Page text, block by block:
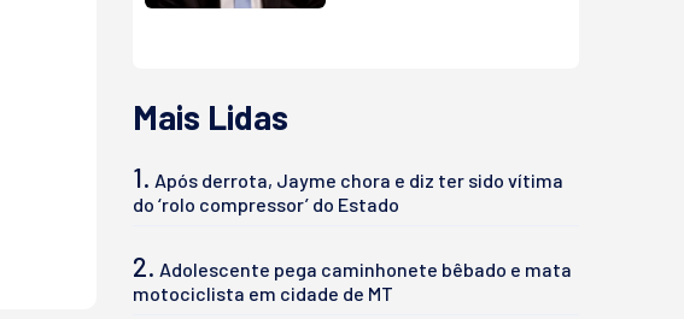
Mais Lidas
1. Após derrota, Jayme chora e diz ter sido vítima
do ‘rolo compressor’ do Estado
2. Adolescente pega caminhonete bêbado e mata
motociclista em cidade de MT